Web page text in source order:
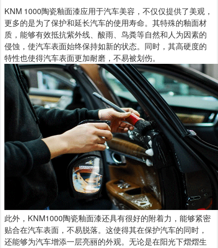
KNM 1000陶瓷釉面漆应用于汽车美容，不仅仅提供了美观，
更多的是为了保护和延长汽车的使用寿命。其特殊的釉面材
质，能够有效抵抗紫外线、酸雨、鸟粪等自然和人为因素的
侵蚀，使汽车表面始终保持如新的状态。同时，其高硬度的
特性也使得汽车表面更加耐磨，不易被划伤。
此外，KNM1000陶瓷釉面漆还具有很好的附着力，能够紧密
贴合在汽车表面，不易脱落。这使得其在保护汽车的同时，
还能够为汽车增添一层亮丽的外观。无论是在阳光下熠熠生